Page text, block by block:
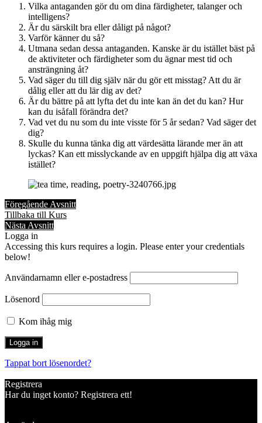
Vilka antaganden gör du om dina färdigheter, talanger och
intelligens?
Är du särskilt bra eller dåligt på något?
Varför känner du så?
Utmana sedan dessa antaganden. Kanske är du istället bäst på
de aktiviteter och färdigheter som du ägnar mest tid och
ansträngning åt?
Vad säger du till dig själv när du gör ett misstag? Att du är
dålig eller att du lär dig av det?
Är du bättre på att lyfta det du inte kan än det du kan? Hur
kan du isåfall förändra det?
Vad vet du nu som du inte visste för 5 år sedan? Vad säger det
dig?
Skulle du kunna tänka dig att värdesätta lärande mer än att
lyckas? Kan ett misslyckande av en uppgift hjälpa dig att växa
istället?
Föregående Avsnitt
Tillbaka till Kurs
Nästa Avsnitt
Logga in
Accessing this kurs requires a login. Please enter your credentials
below!
Användarnamn eller e-postadress
Lösenord
Kom ihåg mig
Tappat bort lösenordet?
Registrera
Har du inget konto? Registrera ett!